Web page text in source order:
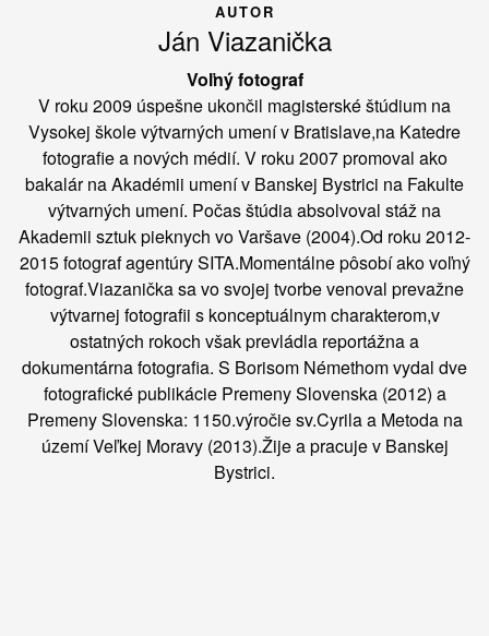
AUTOR
Ján Viazanička
Voľný fotograf
V roku 2009 úspešne ukončil magisterské štúdium na
Vysokej škole výtvarných umení v Bratislave,na Katedre
fotografie a nových médií. V roku 2007 promoval ako
bakalár na Akadémii umení v Banskej Bystrici na Fakulte
výtvarných umení. Počas štúdia absolvoval stáž na
Akademii sztuk pieknych vo Varšave (2004).Od roku 2012-
2015 fotograf agentúry SITA.Momentálne pôsobí ako voľný
fotograf.Viazanička sa vo svojej tvorbe venoval prevažne
výtvarnej fotografii s konceptuálnym charakterom,v
ostatných rokoch však prevládla reportážna a
dokumentárna fotografia. S Borisom Némethom vydal dve
fotografické publikácie Premeny Slovenska (2012) a
Premeny Slovenska: 1150.výročie sv.Cyrila a Metoda na
území Veľkej Moravy (2013).Žije a pracuje v Banskej
Bystrici.